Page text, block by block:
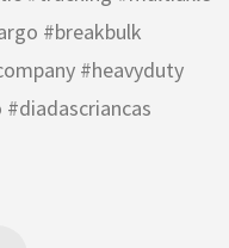
#breakbulk
#heavyduty